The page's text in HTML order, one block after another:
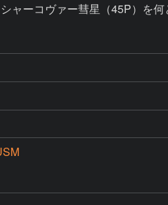
ーコヴァー彗星（45P）を何